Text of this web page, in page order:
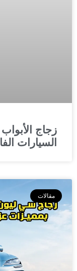
زجاج
السيارات
مقالات